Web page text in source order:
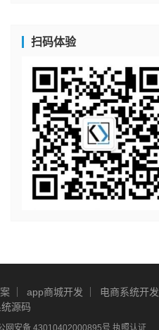
扫码体验
app商城开发 电商系统开发
源码
网安备 43010402000895号 执照认证